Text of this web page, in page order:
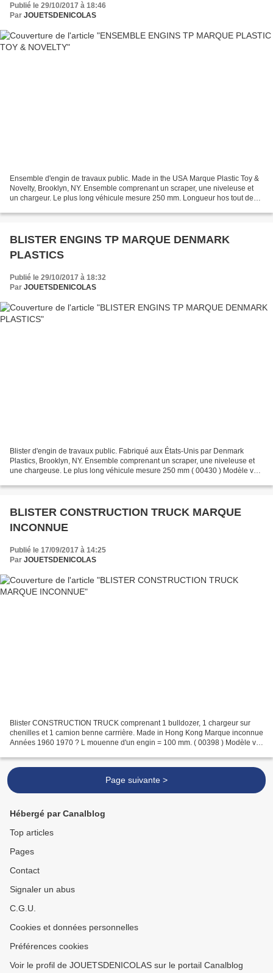
Publié le 29/10/2017 à 18:46
Par JOUETSDENICOLAS
Ensemble d'engin de travaux public. Made in the USA Marque Plastic Toy &
Novelty, Brooklyn, NY. Ensemble comprenant un scraper, une niveleuse et
un chargeur. Le plus long véhicule mesure 250 mm. Longueur hos tout de
BLISTER ENGINS TP MARQUE DENMARK
PLASTICS
Publié le 29/10/2017 à 18:32
Par JOUETSDENICOLAS
Blister d'engin de travaux public. Fabriqué aux États-Unis par Denmark
Plastics, Brooklyn, NY. Ensemble comprenant un scraper, une niveleuse et
une chargeuse. Le plus long véhicule mesure 250 mm ( 00430 ) Modèle vu
BLISTER CONSTRUCTION TRUCK MARQUE
INCONNUE
Publié le 17/09/2017 à 14:25
Par JOUETSDENICOLAS
Blister CONSTRUCTION TRUCK comprenant 1 bulldozer, 1 chargeur sur
chenilles et 1 camion benne carrrière. Made in Hong Kong Marque inconnue
Années 1960 1970 ? L mouenne d'un engin = 100 mm. ( 00398 ) Modèle vu
Page suivante >
Hébergé par Canalblog
Top articles
Pages
Contact
Signaler un abus
C.G.U.
Cookies et données personnelles
Préférences cookies
Voir le profil de JOUETSDENICOLAS sur le portail Canalblog